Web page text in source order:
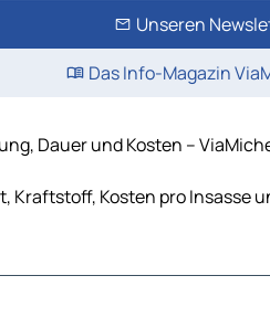
Unseren
Das Info-Magazin
Dauer und Kosten –
Kraftstoff, Kosten pro